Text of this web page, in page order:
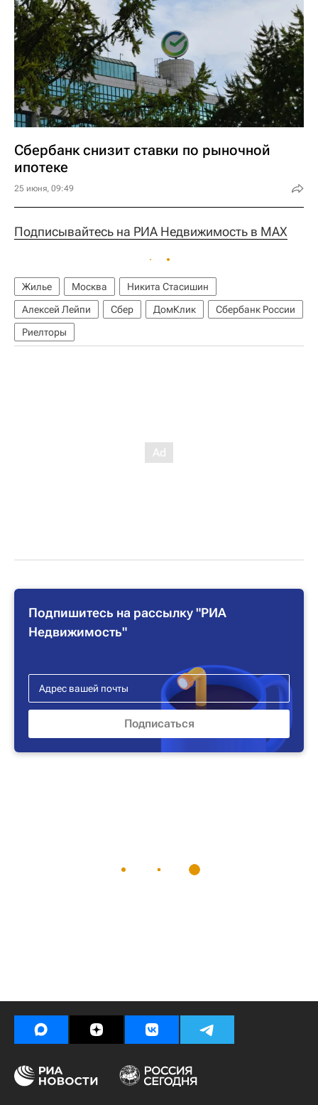
Сбербанк снизит ставки по рыночной
ипотеке
25 июня, 09:49
Подписывайтесь на РИА Недвижимость в MAX
Жилье Москва
Никита Стасишин
Алексей Лейпи
Сбер ДомКлик
Сбербанк России
Риелторы
Подпишитесь на рассылку "РИА
Недвижимость"